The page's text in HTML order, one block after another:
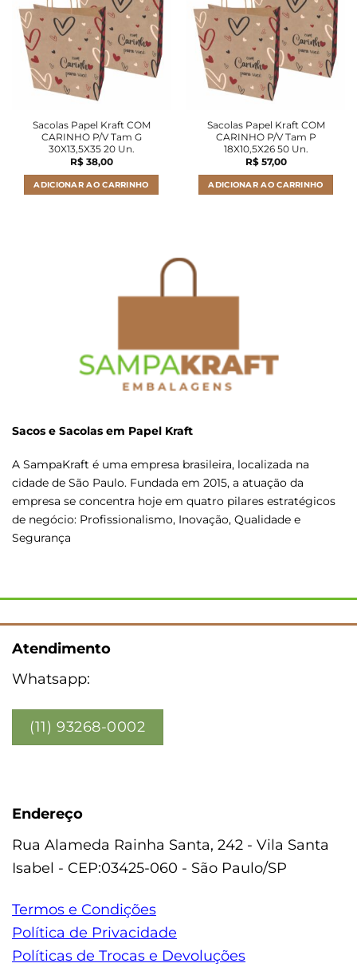
Sacolas Papel Kraft COM
CARINHO P/V Tam G
30X13,5X35 20 Un.
R$38,00
ADICIONAR AO CARRINHO
Sacolas Papel Kraft COM
CARINHO P/V Tam P
18X10,5X26 50 Un.
R$57,00
ADICIONAR AO CARRINHO
Sacos e Sacolas em Papel Kraft
A SampaKraft é uma empresa brasileira, localizada na
cidade de São Paulo. Fundada em 2015, a atuação da
empresa se concentra hoje em quatro pilares estratégicos
de negócio: Profissionalismo, Inovação, Qualidade e
Segurança
Atendimento
Whatsapp:
(11) 93268-0002
Endereço
Rua Alameda Rainha Santa, 242 - Vila Santa
Isabel - CEP:03425-060 - São Paulo/SP
Termos e Condições
Política de Privacidade
Políticas de Trocas e Devoluções